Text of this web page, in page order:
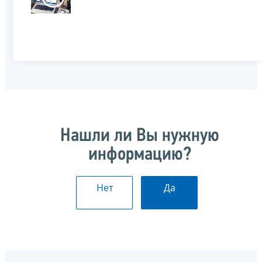
Нашли ли Вы нужную
информацию?
Нет Да